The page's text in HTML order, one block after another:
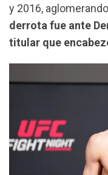
y 2016,
derrota fue ante
titular que